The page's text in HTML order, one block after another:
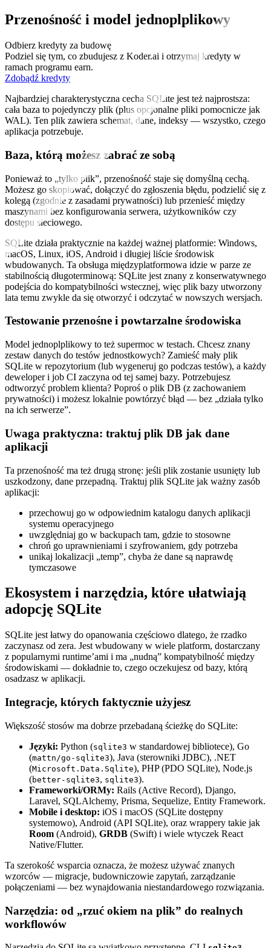
Przenośność i model jednoplplikowy
Odbierz kredyty za budowę
Podziel się tym, co zbudujesz z Koder.ai i otrzymaj kredyty w
ramach programu earn.
Zdobądź kredyty
Najbardziej charakterystyczna cecha SQLite jest też najprostsza:
cała baza to pojedynczy plik (plus opcjonalne pliki pomocnicze jak
WAL). Ten plik zawiera schemat, dane, indeksy — wszystko, czego
aplikacja potrzebuje.
Baza, którą możesz zabrać ze sobą
Ponieważ to „tylko plik”, przenośność staje się domyślną cechą.
Możesz go skopiować, dołączyć do zgłoszenia błędu, podzielić się z
kolegą (zgodnie z zasadami prywatności) lub przenieść między
maszynami bez konfigurowania serwera, użytkowników czy
dostępu sieciowego.
SQLite działa praktycznie na każdej ważnej platformie: Windows,
macOS, Linux, iOS, Android i długiej liście środowisk
wbudowanych. Ta obsługa międzyplatformowa idzie w parze ze
stabilnością długoterminową: SQLite jest znany z konserwatywnego
podejścia do kompatybilności wstecznej, więc plik bazy utworzony
lata temu zwykle da się otworzyć i odczytać w nowszych wersjach.
Testowanie przenośne i powtarzalne środowiska
Model jednoplplikowy to też supermoc w testach. Chcesz znany
zestaw danych do testów jednostkowych? Zamieść mały plik
SQLite w repozytorium (lub wygeneruj go podczas testów), a każdy
deweloper i job CI zaczyna od tej samej bazy. Potrzebujesz
odtworzyć problem klienta? Poproś o plik DB (z zachowaniem
prywatności) i możesz lokalnie powtórzyć błąd — bez „działa tylko
na ich serwerze”.
Uwaga praktyczna: traktuj plik DB jak dane
aplikacji
Ta przenośność ma też drugą stronę: jeśli plik zostanie usunięty lub
uszkodzony, dane przepadną. Traktuj plik SQLite jak ważny zasób
aplikacji:
przechowuj go w odpowiednim katalogu danych aplikacji
systemu operacyjnego
uwzględniaj go w backupach tam, gdzie to stosowne
chroń go uprawnieniami i szyfrowaniem, gdy potrzeba
unikaj lokalizacji „temp”, chyba że dane są naprawdę
tymczasowe
Ekosystem i narzędzia, które ułatwiają
adopcję SQLite
SQLite jest łatwy do opanowania częściowo dlatego, że rzadko
zaczynasz od zera. Jest wbudowany w wiele platform, dostarczany
z popularnymi runtime’ami i ma „nudną” kompatybilność między
środowiskami — dokładnie to, czego oczekujesz od bazy, którą
osadzasz w aplikacji.
Integracje, których faktycznie użyjesz
Większość stosów ma dobrze przebadaną ścieżkę do SQLite:
Języki: Python (sqlite3 w standardowej bibliotece), Go
(mattn/go-sqlite3), Java (sterowniki JDBC), .NET
(Microsoft.Data.Sqlite), PHP (PDO SQLite), Node.js
(better-sqlite3, sqlite3).
Frameworki/ORMy: Rails (Active Record), Django,
Laravel, SQLAlchemy, Prisma, Sequelize, Entity Framework.
Mobile i desktop: iOS i macOS (SQLite dostępny
systemowo), Android (API SQLite), oraz wrappery takie jak
Room (Android), GRDB (Swift) i wiele wtyczek React
Native/Flutter.
Ta szerokość wsparcia oznacza, że możesz używać znanych
wzorców — migracje, budowniczowie zapytań, zarządzanie
połączeniami — bez wynajdowania niestandardowego rozwiązania.
Narzędzia: od „rzuć okiem na plik” do realnych
workflowów